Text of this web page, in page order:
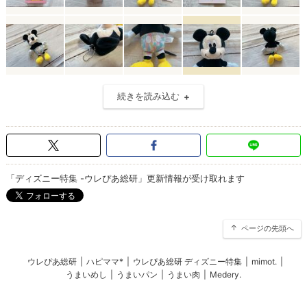
続きを読み込む
「ディズニー特集 -ウレぴあ総研」更新情報が受け取れます
ページの先頭へ
ウレぴあ総研 ハピママ* ウレぴあ総研 ディズニー特集 mimot.
うまいめし
うまいパン うまい肉 Medery.